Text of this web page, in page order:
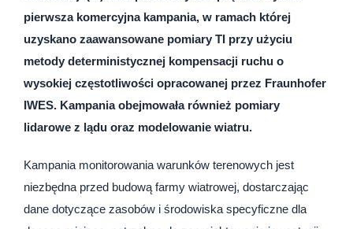
pierwsza komercyjna kampania, w ramach której
uzyskano zaawansowane pomiary TI przy użyciu
metody deterministycznej kompensacji ruchu o
wysokiej częstotliwości opracowanej przez Fraunhofer
IWES. Kampania obejmowała również pomiary
lidarowe z lądu oraz modelowanie wiatru.
Kampania monitorowania warunków terenowych jest
niezbędna przed budową farmy wiatrowej, dostarczając
dane dotyczące zasobów i środowiska specyficzne dla